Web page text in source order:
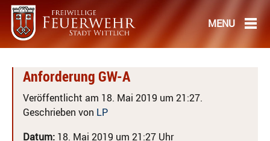
Anforderung GW-A
Veröffentlicht am 18. Mai 2019 um 21:27.
Geschrieben von LP
Datum: 18. Mai 2019 um 21:27 Uhr